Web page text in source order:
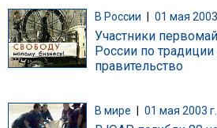
В России 01 мая 2003
Участники
России по
правительство
В мире 01 мая 2003